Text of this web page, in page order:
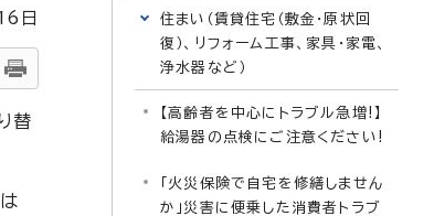
日
替
住まい（賃貸住宅（敷金・原状回
復）、リフォーム工事、家具・家電、
浄水器など）
【高齢者を中心にトラブル急増!】
給湯器の点検にご注意ください!
「火災保険で自宅を修繕しません
か」災害に便乗した消費者トラブ